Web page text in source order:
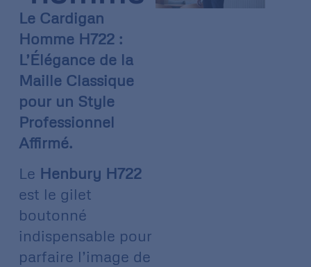
Le Cardigan
Homme H722 :
L’Élégance de la
Maille Classique
pour un Style
Professionnel
Affirmé.
Le Henbury H722
est le gilet
boutonné
indispensable pour
parfaire l’image de